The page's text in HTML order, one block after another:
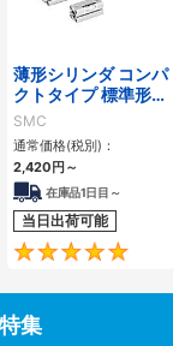
4.6
薄形シリンダ コンパ
クトタイプ 標準形
複動 片ロッド CQS
シリーズ
SMC
通常価格(税別)：
2,420 円 ～
在庫品1日目～
当日出荷可能
集